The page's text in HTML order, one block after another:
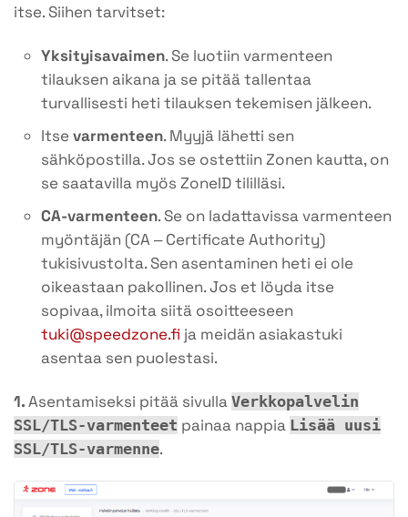
itse. Siihen tarvitset:
Yksityisavaimen. Se luotiin varmenteen
tilauksen aikana ja se pitää tallentaa
turvallisesti heti tilauksen tekemisen jälkeen.
Itse varmenteen. Myyjä lähetti sen
sähköpostilla. Jos se ostettiin Zonen kautta, on
se saatavilla myös ZoneID tililläsi.
CA-varmenteen. Se on ladattavissa varmenteen
myöntäjän (CA – Certificate Authority)
tukisivustolta. Sen asentaminen heti ei ole
oikeastaan pakollinen. Jos et löyda itse
sopivaa, ilmoita siitä osoitteeseen
tuki@speedzone.fi ja meidän asiakastuki
asentaa sen puolestasi.
1.Asentamiseksi pitää sivulla Verkkopalvelin
SSL/TLS-varmenteet painaa nappia Lisää uusi
SSL/TLS-varmenne.